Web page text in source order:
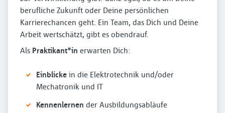
berufliche Zukunft oder Deine persönlichen
Karrierechancen geht. Ein Team, das Dich und Deine
Arbeit wertschätzt, gibt es obendrauf.
Als Praktikant*in erwarten Dich:
Einblicke in die Elektrotechnik und/oder
Mechatronik und IT
Kennenlernen der Ausbildungsabläufe